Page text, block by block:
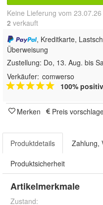
Keine Lieferung vom
2 verkauft
, Kreditkarte,
Überweisung
Zustellung: Do, 13. Aug. bis
Verkäufer: comwerso
100% positiv
Merken Preis
Produktdetails Zahlung,
Produktsicherheit
Artikelmerkmale
Zustand: